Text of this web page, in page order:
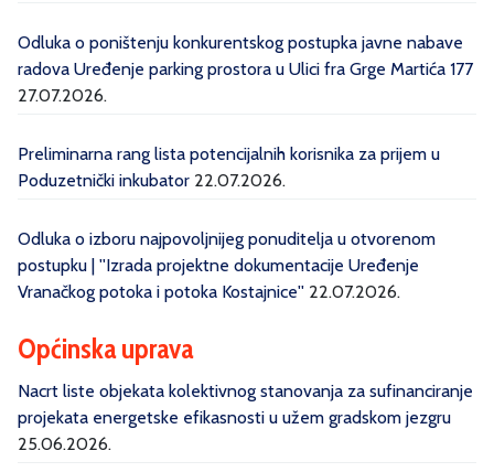
Odluka o poništenju konkurentskog postupka javne nabave
radova Uređenje parking prostora u Ulici fra Grge Martića 177
27.07.2026.
Preliminarna rang lista potencijalnih korisnika za prijem u
Poduzetnički inkubator 22.07.2026.
Odluka o izboru najpovoljnijeg ponuditelja u otvorenom
postupku | ''Izrada projektne dokumentacije Uređenje
Vranačkog potoka i potoka Kostajnice'' 22.07.2026.
Općinska uprava
Nacrt liste objekata kolektivnog stanovanja za sufinanciranje
projekata energetske efikasnosti u užem gradskom jezgru
25.06.2026.